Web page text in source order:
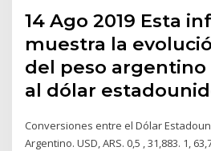
14 Ago 2019 Esta
muestra la
del peso argentino
al dólar
Conversiones entre el Dólar
Argentino. USD, ARS. 0,5 , 31,883. 1,